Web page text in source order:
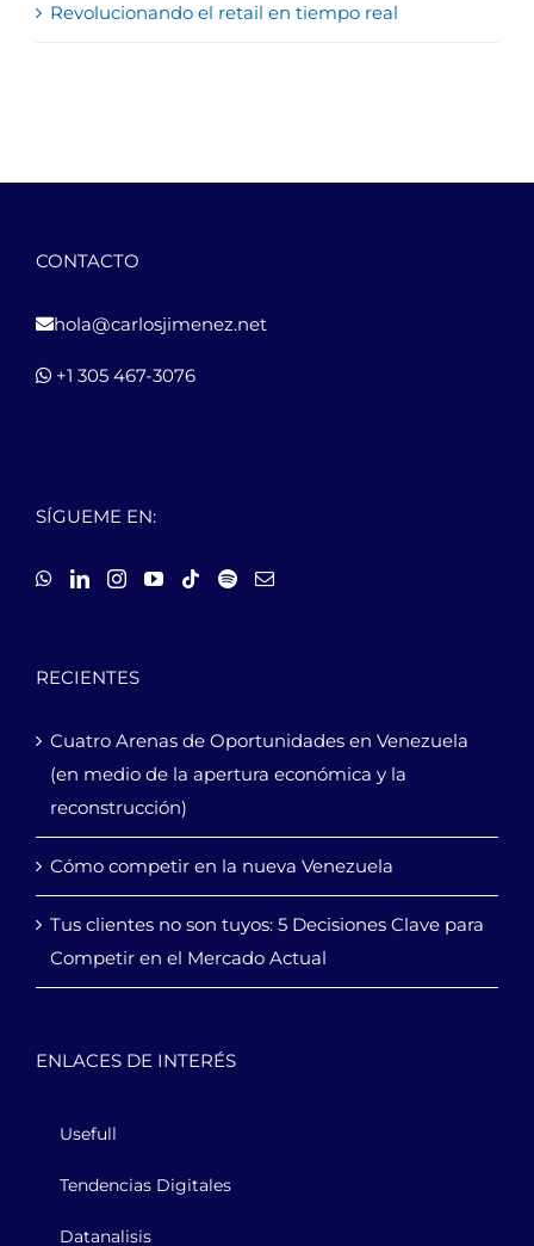
Revolucionando el retail en tiempo real
CONTACTO
hola@carlosjimenez.net
+1 305 467-3076
SÍGUEME EN:
RECIENTES
Cuatro Arenas de Oportunidades en Venezuela
(en medio de la apertura económica y la
reconstrucción)
Cómo competir en la nueva Venezuela
Tus clientes no son tuyos: 5 Decisiones Clave para
Competir en el Mercado Actual
ENLACES DE INTERÉS
Usefull
Tendencias Digitales
Datanalisis